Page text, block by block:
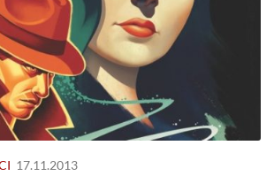
17.11.2013